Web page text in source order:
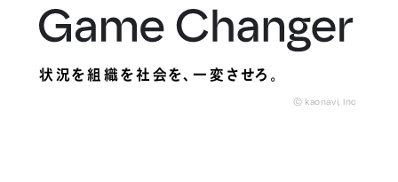
状況を組織を社会を、一変させろ。
© kaonavi, Inc